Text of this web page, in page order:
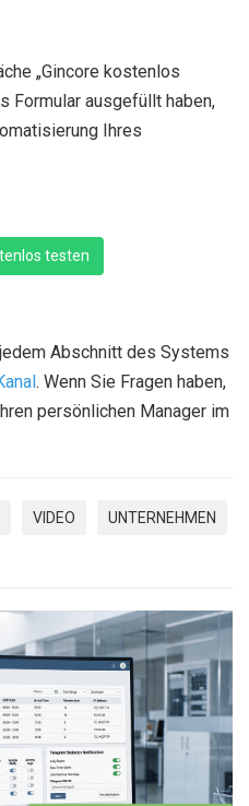
„Gincore kostenlos
Formular ausgefüllt haben,
Ihres
testen
Abschnitt des Systems
. Wenn Sie Fragen haben,
persönlichen Manager im
VIDEO UNTERNEHMEN